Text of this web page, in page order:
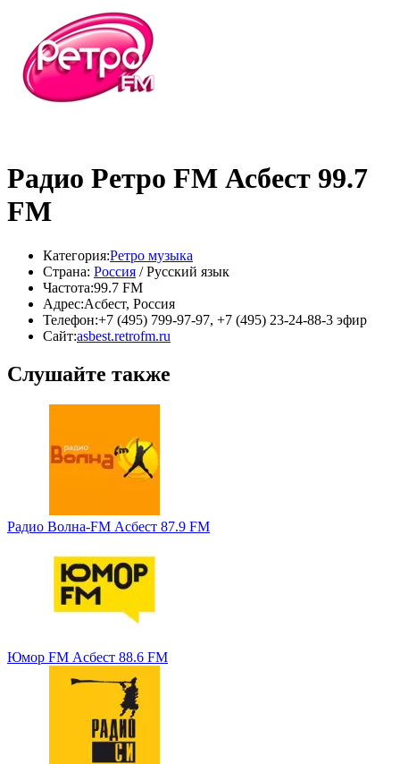
Радио Ретро FM Асбест 99.7
FM
Категория:Ретро музыка
Страна: Россия / Русский язык
Частота:99.7 FM
Адрес:Асбест, Россия
Телефон:+7 (495) 799-97-97, +7 (495) 23-24-88-3 эфир
Сайт:asbest.retrofm.ru
Слушайте также
Радио Волна-FM Асбест 87.9 FM
Юмор FM Асбест 88.6 FM